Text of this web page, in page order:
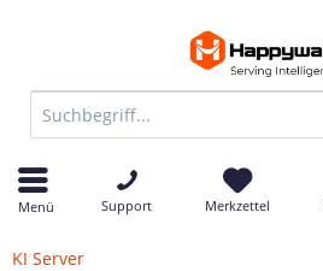
Menü Support Merkzettel
KI Server